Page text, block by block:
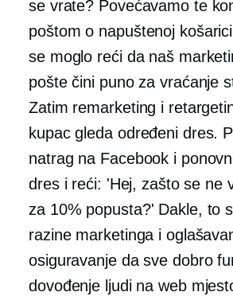
se vrate? Povećavamo te
poštom o napuštenoj
se moglo reći da naš
pošte čini puno za vraćanje
Zatim remarketing i
kupac gleda određeni dres.
natrag na Facebook i
dres i reći: 'Hej, zašto se ne
za 10% popusta?' Dakle, to
razine marketinga i
osiguravanje da sve dobro
dovođenje ljudi na web